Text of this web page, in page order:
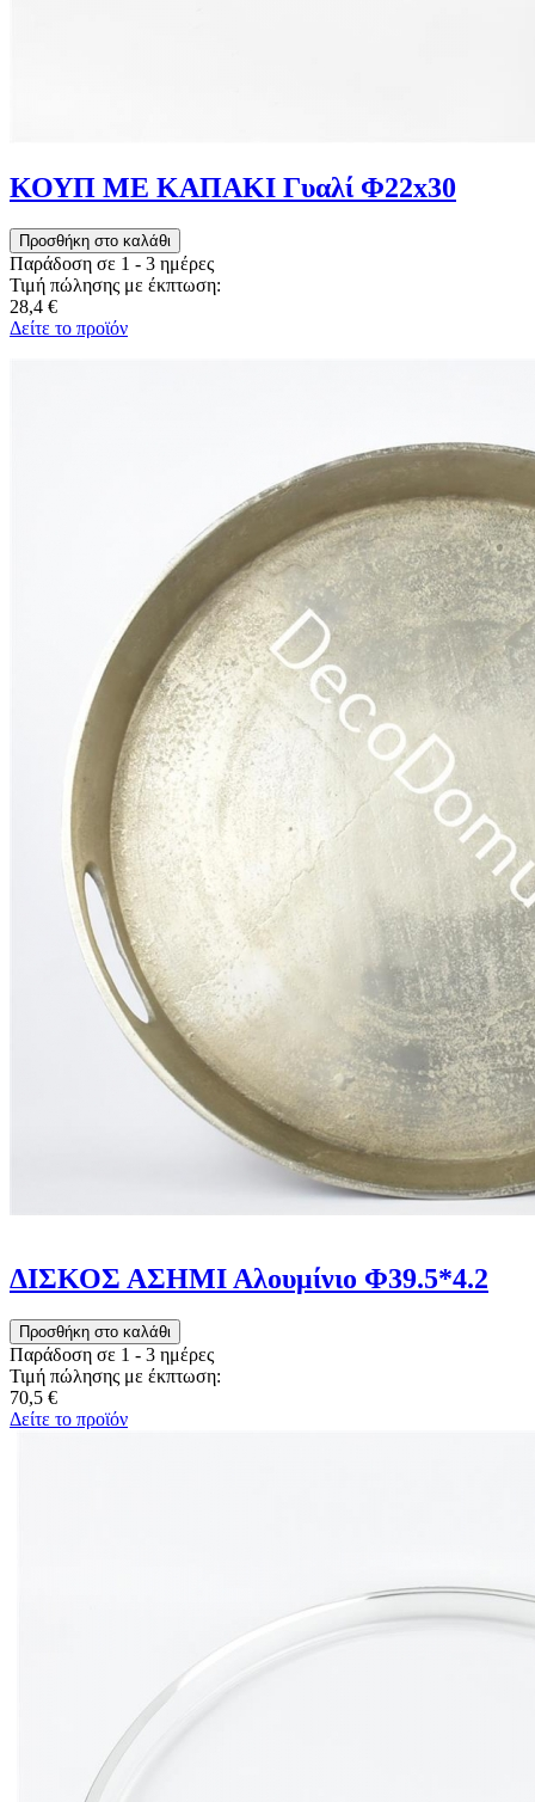
ΚΟΥΠ ΜΕ ΚΑΠΑΚΙ Γυαλί Φ22x30
Παράδοση σε 1 - 3 ημέρες
Τιμή πώλησης με έκπτωση:
28,4 €
Δείτε το προϊόν
ΔΙΣΚΟΣ ΑΣΗΜΙ Αλουμίνιο Φ39.5*4.2
Παράδοση σε 1 - 3 ημέρες
Τιμή πώλησης με έκπτωση:
70,5 €
Δείτε το προϊόν